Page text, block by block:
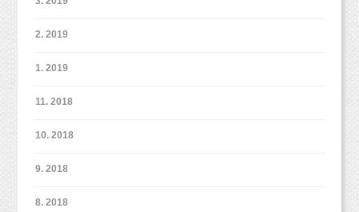
2. 2019
1. 2019
11. 2018
10. 2018
9. 2018
8. 2018